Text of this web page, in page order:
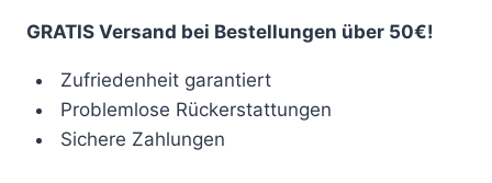
10ml
GRATIS Versand bei Bestellungen über 50€!
Zufriedenheit garantiert
Problemlose Rückerstattungen
Sichere Zahlungen